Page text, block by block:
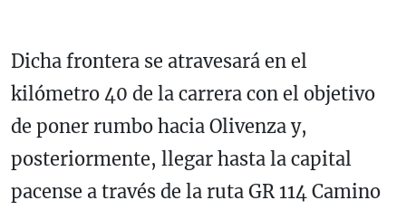
Dicha frontera se atravesará en el
kilómetro 40 de la carrera con el objetivo
de poner rumbo hacia Olivenza y,
posteriormente, llegar hasta la capital
pacense a través de la ruta GR 114 Camino